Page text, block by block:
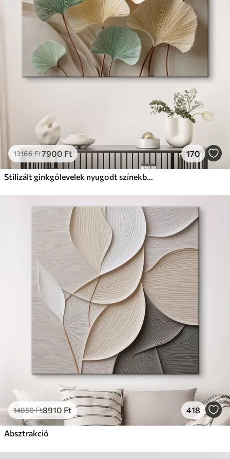
Prémium
Ft
Élénk, gazdag színek
Fakulásálló
✓Biztonságos, szagtalan tinta
Eco-Prémium
Tól12405Ft
✓Élénk, gazdag színek
✓Fakulásálló
Környezetbarát anyag
13166Ft7900 Ft 170
Stilizált ginkgólevelek nyugodt színekben
14850Ft8910 Ft 418
Absztrakció